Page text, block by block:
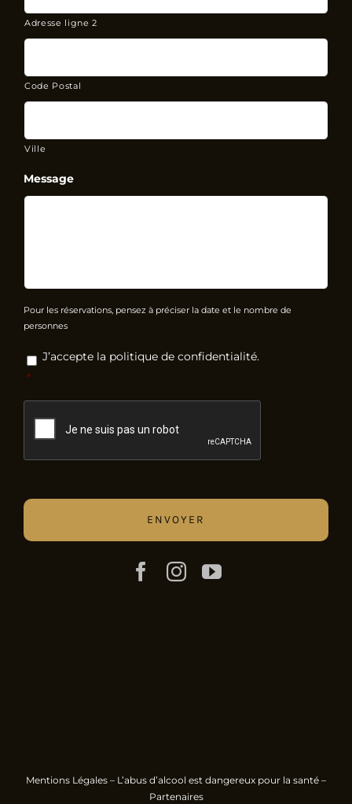
Adresse ligne 2
Code Postal
Ville
Message
Pour les réservations, pensez à préciser la date et le nombre de
personnes
RGPD *
J’accepte la politique de confidentialité.
*
Mentions Légales – L’abus d’alcool est dangereux pour la santé –
Partenaires